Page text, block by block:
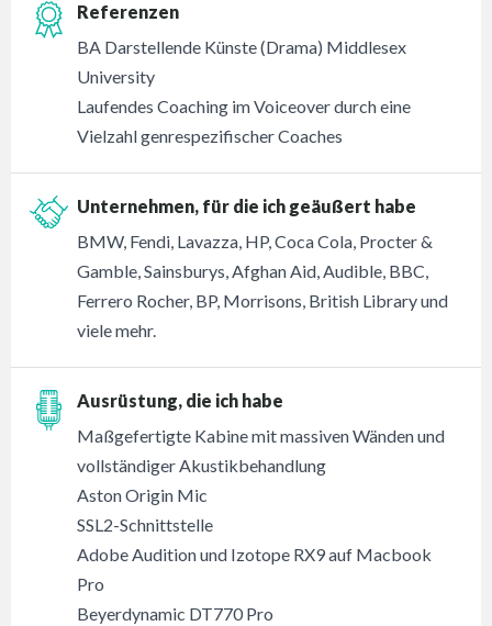
Referenzen
BA Darstellende Künste (Drama) Middlesex
University
Laufendes Coaching im Voiceover durch eine
Vielzahl genrespezifischer Coaches
Unternehmen, für die ich geäußert habe
BMW, Fendi, Lavazza, HP, Coca Cola, Procter &
Gamble, Sainsburys, Afghan Aid, Audible, BBC,
Ferrero Rocher, BP, Morrisons, British Library und
viele mehr.
Ausrüstung, die ich habe
Maßgefertigte Kabine mit massiven Wänden und
vollständiger Akustikbehandlung
Aston Origin Mic
SSL2-Schnittstelle
Adobe Audition und Izotope RX9 auf Macbook
Pro
Beyerdynamic DT770 Pro